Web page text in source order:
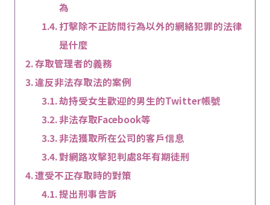
為
打擊除不正訪問行為以外的網絡犯罪的法律
是什麼
存取管理者的義務
違反非法存取法的案例
劫持受女生歡迎的男生的Twitter帳號
非法存取Facebook等
非法獲取所在公司的客戶信息
對網路攻擊犯判處8年有期徒刑
遭受不正存取時的對策
提出刑事告訴